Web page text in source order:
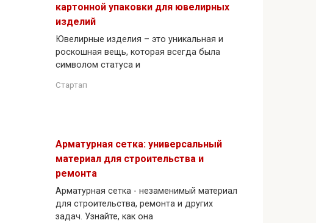
картонной упаковки для ювелирных
изделий
Ювелирные изделия – это уникальная и
роскошная вещь, которая всегда была
символом статуса и
Стартап
Арматурная сетка: универсальный
материал для строительства и
ремонта
Арматурная сетка - незаменимый материал
для строительства, ремонта и других
задач. Узнайте, как она